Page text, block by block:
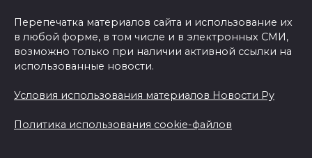
Перепечатка материалов сайта и использование их
в любой форме, в том числе и в электронных СМИ,
возможно только при наличии активной ссылки на
использованные новости.
Условия использования материалов Новости Ру
Политика использования cookie-файлов